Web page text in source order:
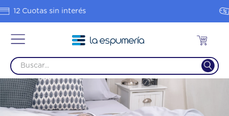
Hasta 20% OFF en 1 pago